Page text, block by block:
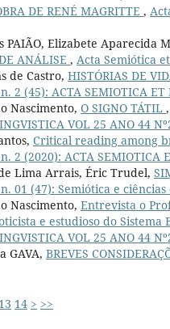
DE RENÉ MAGRITTE ,
PAIÃO, Elizabete Aparecida
ANÁLISE , Acta Semiótica
de Castro, HISTÓRIAS DE
2 (45): ACTA SEMIOTICA ET
Nascimento, O SIGNO TÁTIL ,
VOL 25 ANO 44
Critical reading among
2 (2020): ACTA SEMIOTICA
Lima Arrais, Éric Trudel,
01 (47): Semiótica e
Nascimento, Entrevista o
e estudioso do Sistema
VOL 25 ANO 44
GAVA, BREVES
13 14 > >>